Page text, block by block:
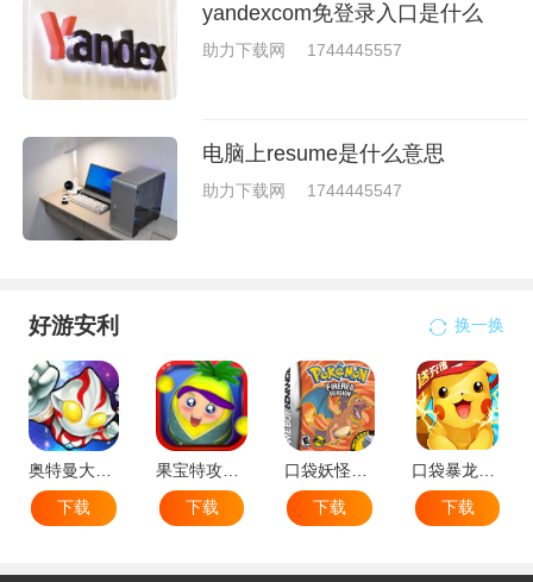
yandexcom免登录入口是什么
助力下载网 1744445557
电脑上resume是什么意思
助力下载网 1744445547
好游安利 换一换
奥特曼大战小怪兽
下载
果宝特攻机甲英雄
下载
口袋妖怪：火红802 2.1汉化版
下载
口袋暴龙送VIP18手机版
下载